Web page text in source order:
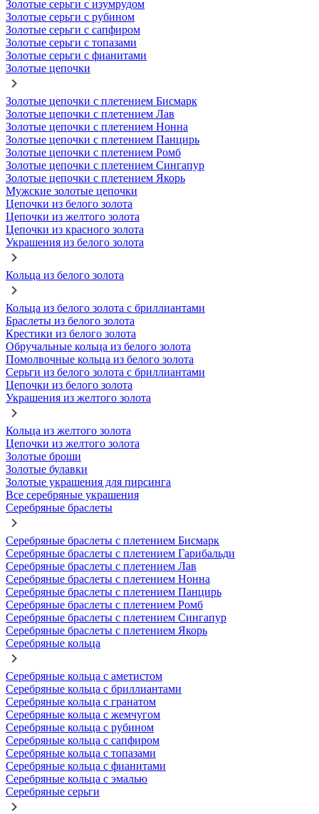
Золотые серьги с изумрудом
Золотые серьги с рубином
Золотые серьги с сапфиром
Золотые серьги с топазами
Золотые серьги с фианитами
Золотые цепочки
Золотые цепочки с плетением Бисмарк
Золотые цепочки с плетением Лав
Золотые цепочки с плетением Нонна
Золотые цепочки с плетением Панцирь
Золотые цепочки с плетением Ромб
Золотые цепочки с плетением Сингапур
Золотые цепочки с плетением Якорь
Мужские золотые цепочки
Цепочки из белого золота
Цепочки из желтого золота
Цепочки из красного золота
Украшения из белого золота
Кольца из белого золота
Кольца из белого золота с бриллиантами
Браслеты из белого золота
Крестики из белого золота
Обручальные кольца из белого золота
Помолвочные кольца из белого золота
Серьги из белого золота с бриллиантами
Цепочки из белого золота
Украшения из желтого золота
Кольца из желтого золота
Цепочки из желтого золота
Золотые броши
Золотые булавки
Золотые украшения для пирсинга
Все серебряные украшения
Серебряные браслеты
Серебряные браслеты с плетением Бисмарк
Серебряные браслеты с плетением Гарибальди
Серебряные браслеты с плетением Лав
Серебряные браслеты с плетением Нонна
Серебряные браслеты с плетением Панцирь
Серебряные браслеты с плетением Ромб
Серебряные браслеты с плетением Сингапур
Серебряные браслеты с плетением Якорь
Серебряные кольца
Серебряные кольца с аметистом
Серебряные кольца с бриллиантами
Серебряные кольца с гранатом
Серебряные кольца с жемчугом
Серебряные кольца с рубином
Серебряные кольца с сапфиром
Серебряные кольца с топазами
Серебряные кольца с фианитами
Серебряные кольца с эмалью
Серебряные серьги